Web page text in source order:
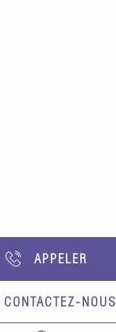
APPELER
CONTACTEZ-NOUS